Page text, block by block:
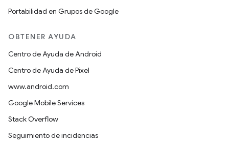
Portabilidad en Grupos de Google
OBTENER AYUDA
Centro de Ayuda de Android
Centro de Ayuda de Pixel
www.android.com
Google Mobile Services
Stack Overflow
Seguimiento de incidencias